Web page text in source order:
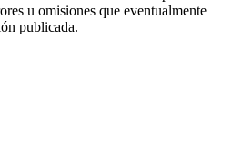
u omisiones que eventualmente
publicada.